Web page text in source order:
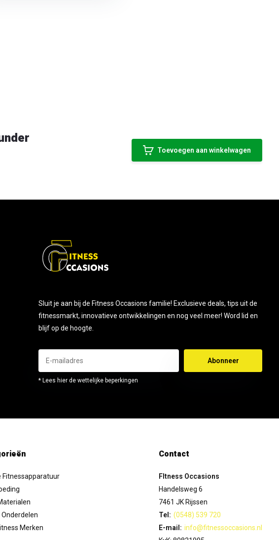
Toevoegen aan winkelwagen
Sluit je aan bij de Fitness Occasions familie! Exclusieve deals, tips uit de
fitnessmarkt, innovatieve ontwikkelingen en nog veel meer! Word lid en
blijf op de hoogte.
Abonneer
* Lees hier de wettelijke beperkingen
Fitnessapparatuur
Onderdelen
Merken
Contact
FItness Occasions
Handelsweg 6
7461 JK Rijssen
Tel: (0548) 539 720
E-mail: info@fitnessoccasions.nl